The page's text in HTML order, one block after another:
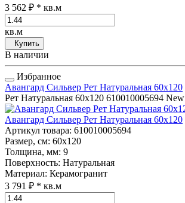
3 562 ₽ * кв.м
кв.м
Купить
В наличии
Избранное
Авангард Сильвер Рет Натуральная 60x120
Рет Натуральная 60x120 610010005694 New
Авангард Сильвер Рет Натуральная 60x120
Артикул товара: 610010005694
Размер, см: 60x120
Толщина, мм: 9
Поверхность: Натуральная
Материал: Керамогранит
3 791 ₽ * кв.м